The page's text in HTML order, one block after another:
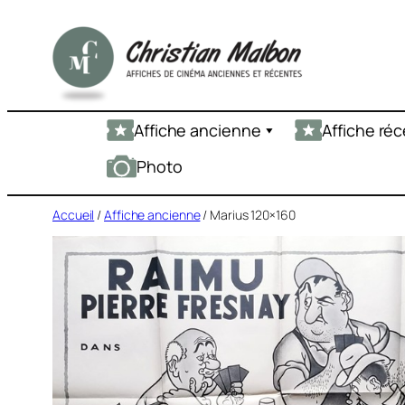
contenu
Affiche ancienne Affiche
Photo
Accueil /Affiche ancienne/ Marius 120×160